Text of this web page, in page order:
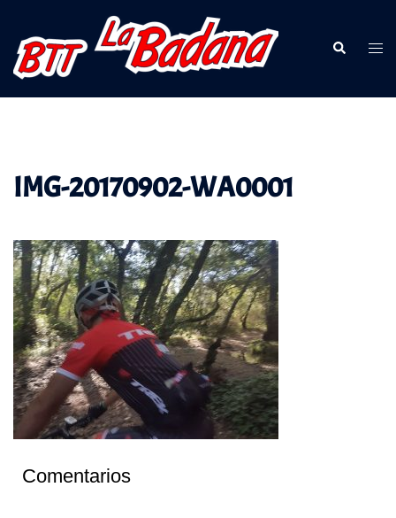
contenido
Buscar
IMG-20170902-WA0001
Comentarios